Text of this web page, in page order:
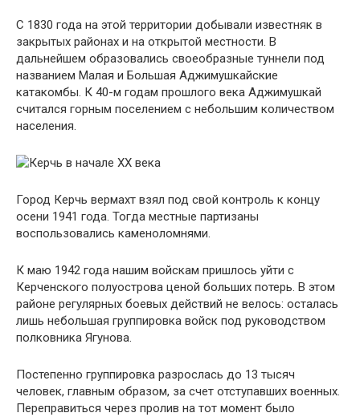
С 1830 года на этой территории добывали известняк в
закрытых районах и на открытой местности. В
дальнейшем образовались своеобразные туннели под
названием Малая и Большая Аджимушкайские
катакомбы. К 40-м годам прошлого века Аджимушкай
считался горным поселением с небольшим количеством
населения.
Город Керчь вермахт взял под свой контроль к концу
осени 1941 года. Тогда местные партизаны
воспользовались каменоломнями.
К маю 1942 года нашим войскам пришлось уйти с
Керченского полуострова ценой больших потерь. В этом
районе регулярных боевых действий не велось: осталась
лишь небольшая группировка войск под руководством
полковника Ягунова.
Постепенно группировка разрослась до 13 тысяч
человек, главным образом, за счет отступавших военных.
Переправиться через пролив на тот момент было